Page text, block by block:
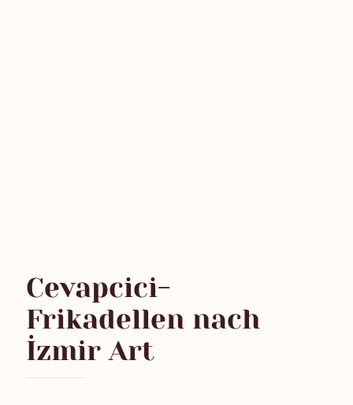
Cevapcici-
Frikadellen nach
İzmir Art